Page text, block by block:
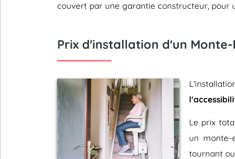
couvert par une garantie constructeur, pour
Prix d'installation d'un Monte-
Le prix
un monte-
tournant